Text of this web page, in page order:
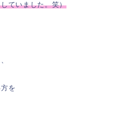
ていました。笑）
を